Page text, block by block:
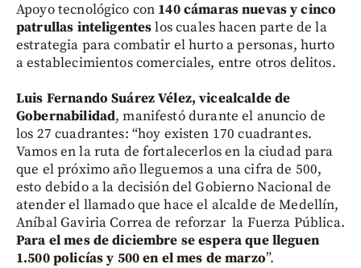
Apoyo tecnológico con 140 cámaras nuevas y cinco
patrullas inteligenteslos cuales hacen parte de la
estrategia para combatir el hurto a personas, hurto
a establecimientos comerciales, entre otros delitos.
Luis Fernando Suárez Vélez, vicealcalde de
Gobernabilidad, manifestó durante el anuncio de
los 27 cuadrantes: “hoy existen 170 cuadrantes.
Vamos en la ruta de fortalecerlos en la ciudad para
que el próximo año lleguemos a una cifra de 500,
esto debido a la decisión del Gobierno Nacional de
atender el llamado que hace el alcalde de Medellín,
Aníbal Gaviria Correa de reforzar la Fuerza Pública.
Para el mes de diciembre se espera que lleguen
1.500 policías y 500 en el mes de marzo”.